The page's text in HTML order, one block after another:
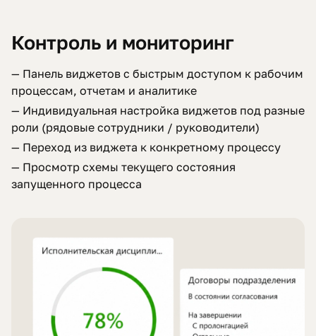
Контроль и мониторинг
— Панель виджетов с быстрым доступом к рабочим
процессам, отчетам и аналитике
— Индивидуальная настройка виджетов под разные
роли (рядовые сотрудники / руководители)
— Переход из виджета к конкретному процессу
— Просмотр схемы текущего состояния
запущенного процесса